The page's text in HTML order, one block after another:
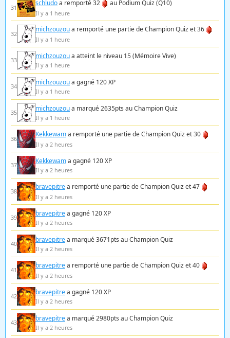
31
schludoa remporté 32 au Podium Quiz (Q10)
Il y a 1 heure
32
michzouzoua remporté une partie de Champion Quiz et 36
Il y a 1 heure
33 michzouzoua atteint le niveau 15 (Mémoire Vive)
Il y a 1 heure
34 michzouzoua gagné 120 XP
Il y a 1 heure
35 michzouzoua marqué 2635pts au Champion Quiz
Il y a 1 heure
36
Kekkewama remporté une partie de Champion Quiz et 30
Il y a 2 heures
37 Kekkewama gagné 120 XP
Il y a 2 heures
38
bravepitrea remporté une partie de Champion Quiz et 47
Il y a 2 heures
39 bravepitrea gagné 120 XP
Il y a 2 heures
40 bravepitrea marqué 3671pts au Champion Quiz
Il y a 2 heures
41
bravepitrea remporté une partie de Champion Quiz et 40
Il y a 2 heures
42 bravepitrea gagné 120 XP
Il y a 2 heures
43 bravepitrea marqué 2980pts au Champion Quiz
Il y a 2 heures